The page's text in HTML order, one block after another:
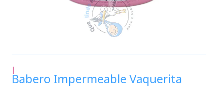
|
Babero Impermeable Vaquerita